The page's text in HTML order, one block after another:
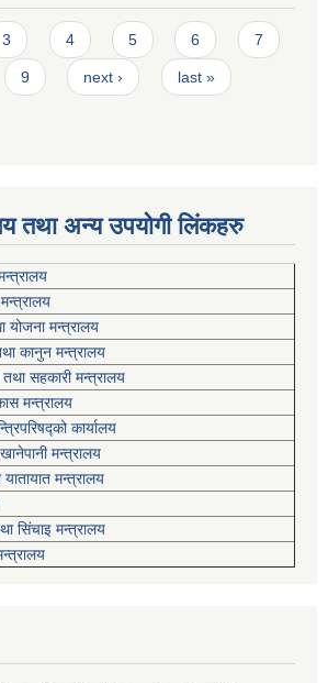
3 4 5 6 7
9 next › last »
तथा अन्य उपयोगी लिंकहरु
योजना मन्त्रालय
कानुन मन्त्रालय
सहकारी मन्त्रालय
मन्त्रालय
कार्यालय
मन्त्रालय
यातायात मन्त्रालय
सिंचाइ मन्त्रालय